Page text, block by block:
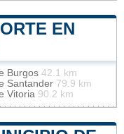
EN
Burgos 42.1 km
Santander 79.9 km
Vitoria 90.2 km